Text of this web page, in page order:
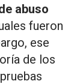
abuso
fueron
ese
de los